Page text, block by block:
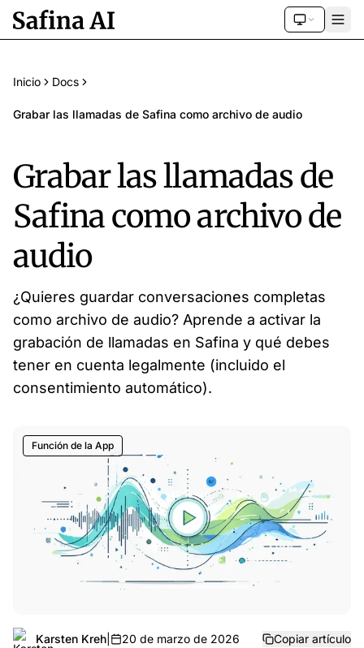
Inicio Docs
Grabar las llamadas de Safina como archivo de audio
Grabar las llamadas de
Safina como archivo de
audio
¿Quieres guardar conversaciones completas
como archivo de audio? Aprende a activar la
grabación de llamadas en Safina y qué debes
tener en cuenta legalmente (incluido el
consentimiento automático).
Función de la App
Karsten Kreh 20 de marzo de 2026 Copiar artículo